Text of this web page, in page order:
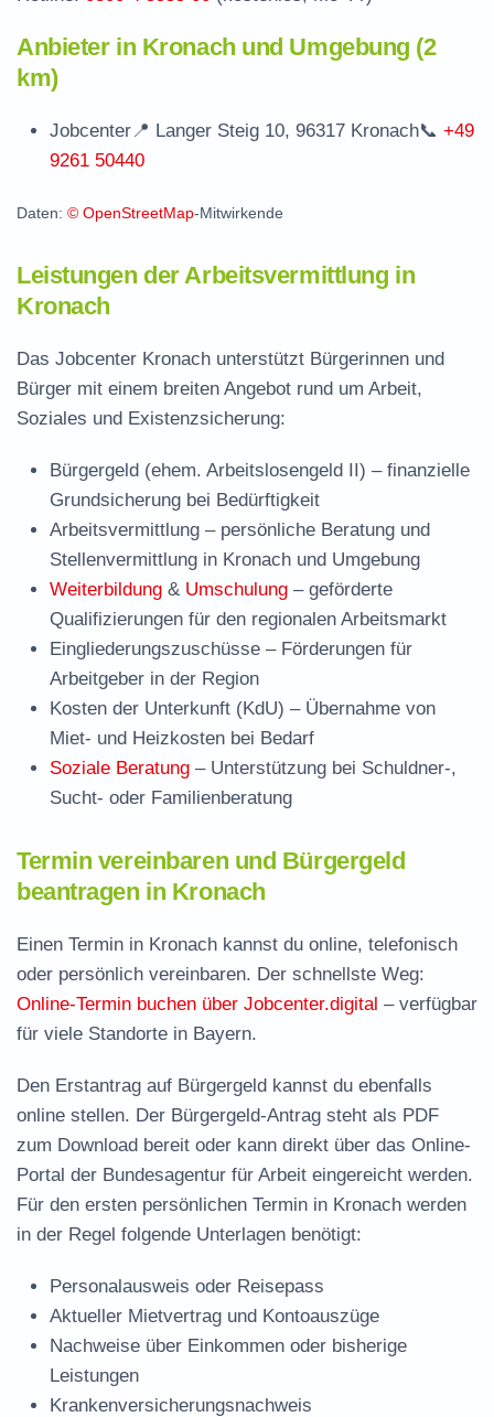
Anbieter in Kronach und Umgebung (2
km)
Jobcenter📍 Langer Steig 10, 96317 Kronach📞 +49
9261 50440
Daten: © OpenStreetMap-Mitwirkende
Leistungen der Arbeitsvermittlung in
Kronach
Das Jobcenter Kronach unterstützt Bürgerinnen und
Bürger mit einem breiten Angebot rund um Arbeit,
Soziales und Existenzsicherung:
Bürgergeld (ehem. Arbeitslosengeld II) – finanzielle
Grundsicherung bei Bedürftigkeit
Arbeitsvermittlung – persönliche Beratung und
Stellenvermittlung in Kronach und Umgebung
Weiterbildung & Umschulung – geförderte
Qualifizierungen für den regionalen Arbeitsmarkt
Eingliederungszuschüsse – Förderungen für
Arbeitgeber in der Region
Kosten der Unterkunft (KdU) – Übernahme von
Miet- und Heizkosten bei Bedarf
Soziale Beratung – Unterstützung bei Schuldner-,
Sucht- oder Familienberatung
Termin vereinbaren und Bürgergeld
beantragen in Kronach
Einen Termin in Kronach kannst du online, telefonisch
oder persönlich vereinbaren. Der schnellste Weg:
Online-Termin buchen über Jobcenter.digital – verfügbar
für viele Standorte in Bayern.
Den Erstantrag auf Bürgergeld kannst du ebenfalls
online stellen. Der Bürgergeld-Antrag steht als PDF
zum Download bereit oder kann direkt über das Online-
Portal der Bundesagentur für Arbeit eingereicht werden.
Für den ersten persönlichen Termin in Kronach werden
in der Regel folgende Unterlagen benötigt:
Personalausweis oder Reisepass
Aktueller Mietvertrag und Kontoauszüge
Nachweise über Einkommen oder bisherige
Leistungen
Krankenversicherungsnachweis